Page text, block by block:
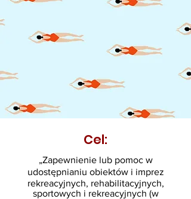
Cel:
„Zapewnienie lub pomoc w
udostępnianiu obiektów i imprez
rekreacyjnych, rehabilitacyjnych,
sportowych i rekreacyjnych (w